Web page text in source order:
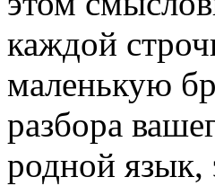
каждой
маленькую
разбора
родной язык,